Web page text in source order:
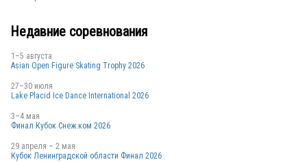
RUS
CHN
CAN
Недавние соревнования
1–5 августа
Asian Open Figure Skating Trophy 2026
27–30 июля
Lake Placid Ice Dance International 2026
3–4 мая
Финал Кубок Снеж.ком 2026
29 апреля – 2 мая
Кубок Ленинградской области Финал 2026